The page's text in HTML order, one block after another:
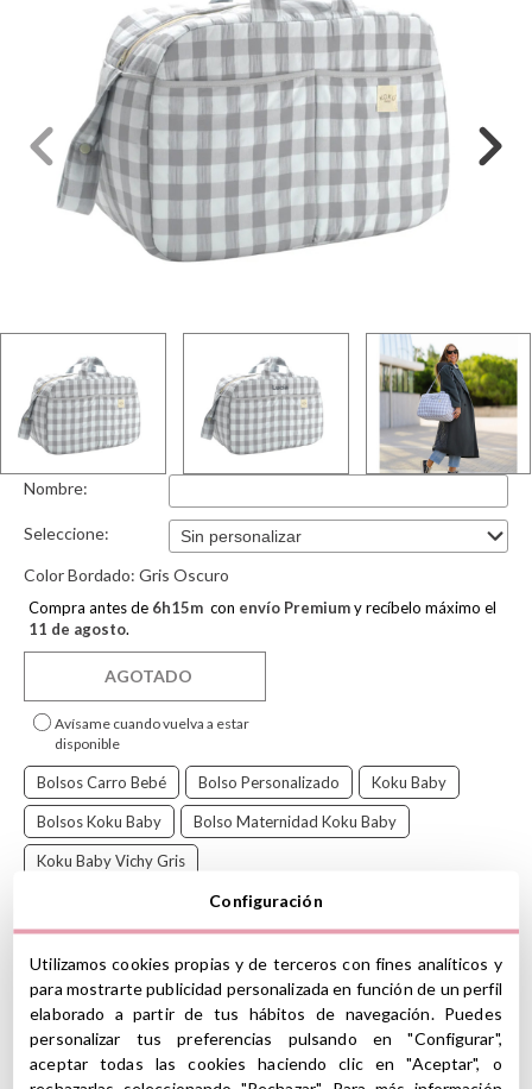
Nombre:
Seleccione:
Color Bordado: Gris Oscuro
Compra antes de 6h15m con envío Premiumy recíbelo máximo el
11 de agosto.
Avísame cuando vuelva a estar
disponible
AGOTADO
Bolsos Carro Bebé Bolso Personalizado Koku Baby
Bolsos Koku Baby Bolso Maternidad Koku Baby
Koku Baby Vichy Gris
forma organizada durante los paseos o salidas diarias. Su diseño
cuidado y resistente lo convierte en un imprescindible para el día
a día.
Dispone de tres bolsillos interiores, perfectos para organizar
mudas, pañales y accesorios, y dos bolsillos exteriores de fácil
Configuración
Utilizamos cookies propias y de terceros con fines analíticos y
para mostrarte publicidad personalizada en función de un perfil
elaborado a partir de tus hábitos de navegación. Puedes
personalizar tus preferencias pulsando en "Configurar",
aceptar todas las cookies haciendo clic en "Aceptar", o